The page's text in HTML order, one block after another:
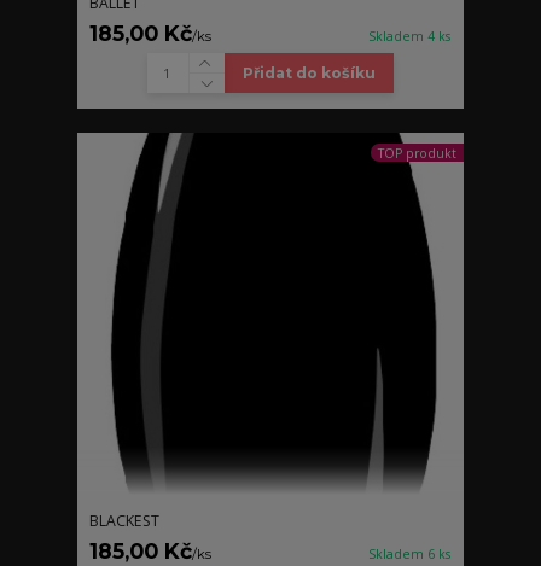
185,00 Kč/ks Skladem 4 ks
Přidat do košíku
TOP produkt
BLACKEST
185,00 Kč/ks Skladem 6 ks